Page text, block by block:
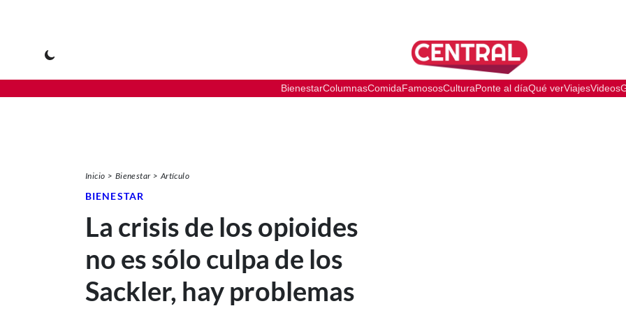
BienestarColumnasComidaFamososCulturaPonte al díaQué verViajesVideos
Inicio Bienestar Artículo
BIENESTAR
La crisis de los opioides
no es sólo culpa de los
Sackler, hay problemas